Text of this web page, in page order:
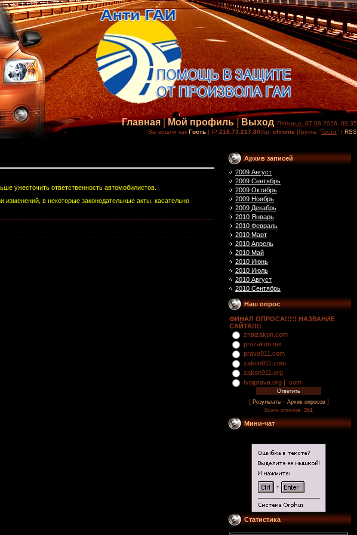
Главная|Мой профиль|Выход Пятница, 07.08.2026, 09:35
Вы вошли как Гость | IP 216.73.217.80|бр. chrome |Группа "Гости" | RSS
ужесточить ответственность автомобилистов.
в некоторые законодательные акты, касательно
Архив записей
2009 Август
2009 Сентябрь
2009 Октябрь
2009 Ноябрь
2009 Декабрь
2010 Январь
2010 Февраль
2010 Март
2010 Апрель
2010 Май
2010 Июнь
2010 Июль
2010 Август
2010 Сентябрь
Наш опрос
ФИНАЛ ОПРОСА!!!!! НАЗВАНИЕ
САЙТА!!!!
znaizakon.com
prozakon.net
pravo911.com
zakon911.com
zakon911.org
tvoiprava.org | .com
[ Результаты· Архив опросов]
Всего ответов: 351
Мини-чат
Статистика